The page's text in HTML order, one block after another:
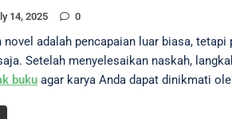
14, 2025 0
novel adalah pencapaian luar biasa,
Setelah menyelesaikan naskah,
buku agar karya Anda dapat dinikmati